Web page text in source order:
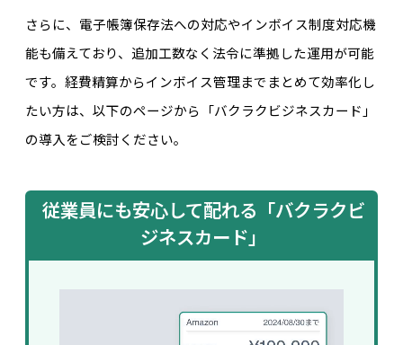
さらに、電子帳簿保存法への対応やインボイス制度対応機
能も備えており、追加工数なく法令に準拠した運用が可能
です。経費精算からインボイス管理までまとめて効率化し
たい方は、以下のページから「バクラクビジネスカード」
の導入をご検討ください。
従業員にも安心して配れる「バクラクビ
ジネスカード」